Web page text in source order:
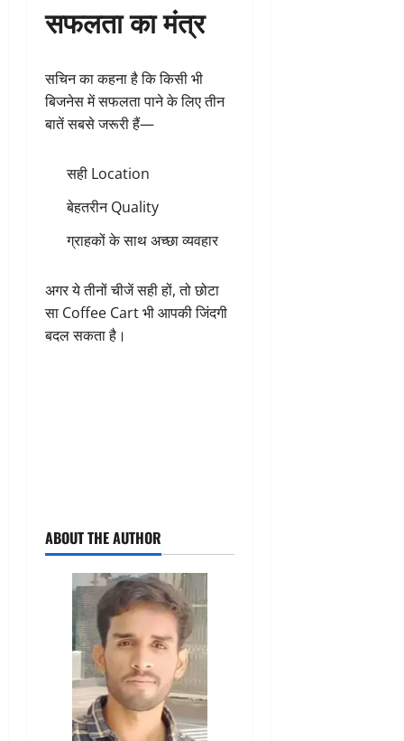
सफलता का मंत्र
सचिन का कहना है कि किसी भी
बिजनेस में सफलता पाने के लिए तीन
बातें सबसे जरूरी हैं—
सही Location
बेहतरीन Quality
ग्राहकों के साथ अच्छा व्यवहार
अगर ये तीनों चीजें सही हों, तो छोटा
सा Coffee Cart भी आपकी जिंदगी
बदल सकता है।
ABOUT THE AUTHOR